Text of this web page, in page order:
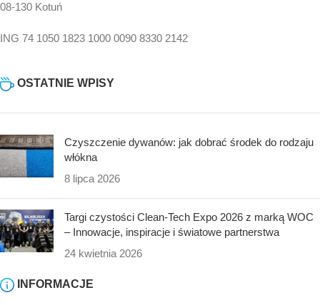
08-130 Kotuń
ING 74 1050 1823 1000 0090 8330 2142
OSTATNIE WPISY
Czyszczenie dywanów: jak dobrać środek do rodzaju
włókna
8 lipca 2026
Targi czystości Clean-Tech Expo 2026 z marką WOC
– Innowacje, inspiracje i światowe partnerstwa
24 kwietnia 2026
INFORMACJE